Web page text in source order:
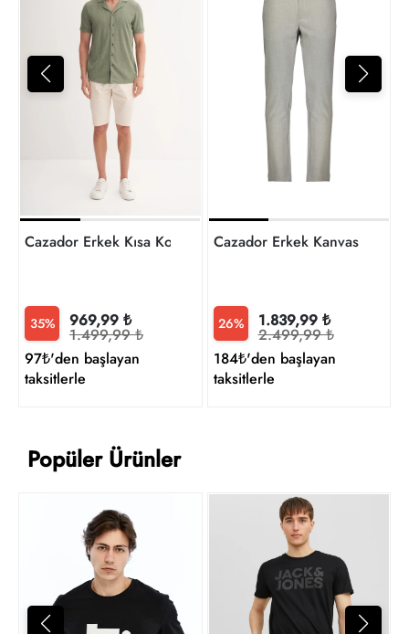
Cazador Erkek Kısa Kol Gömlek 20000
35% 969,99 ₺
1.499,99 ₺
97₺'den başlayan
taksitlerle
Cazador Erkek Kanvas
26% 1.839,99 ₺
2.499,99 ₺
184₺'den başlayan
taksitlerle
Popüler Ürünler